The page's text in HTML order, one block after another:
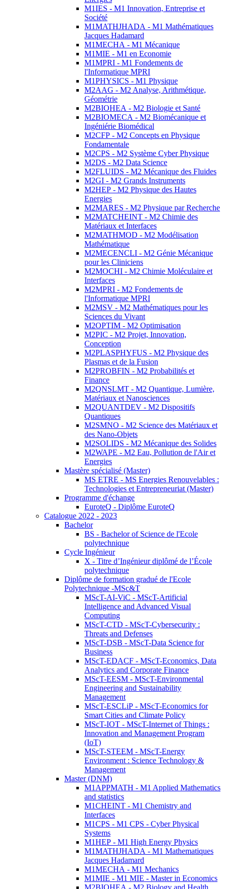
M1IES - M1 Innovation, Entreprise et
Société
M1MATHJHADA - M1 Mathématiques
Jacques Hadamard
M1MECHA - M1 Mécanique
M1MIE - M1 en Economie
M1MPRI - M1 Fondements de
l'Informatique MPRI
M1PHYSICS - M1 Physique
M2AAG - M2 Analyse, Arithmétique,
Géométrie
M2BIOHEA - M2 Biologie et Santé
M2BIOMECA - M2 Biomécanique et
Ingéniérie Biomédical
M2CFP - M2 Concepts en Physique
Fondamentale
M2CPS - M2 Système Cyber Physique
M2DS - M2 Data Science
M2FLUIDS - M2 Mécanique des Fluides
M2GI - M2 Grands Instruments
M2HEP - M2 Physique des Hautes
Energies
M2MARES - M2 Physique par Recherche
M2MATCHEINT - M2 Chimie des
Matériaux et Interfaces
M2MATHMOD - M2 Modélisation
Mathématique
M2MECENCLI - M2 Génie Mécanique
pour les Cliniciens
M2MOCHI - M2 Chimie Moléculaire et
Interfaces
M2MPRI - M2 Fondements de
l'Informatique MPRI
M2MSV - M2 Mathématiques pour les
Sciences du Vivant
M2OPTIM - M2 Optimisation
M2PIC - M2 Projet, Innovation,
Conception
M2PLASPHYFUS - M2 Physique des
Plasmas et de la Fusion
M2PROBFIN - M2 Probabilités et
Finance
M2QNSLMT - M2 Quantique, Lumière,
Matériaux et Nanosciences
M2QUANTDEV - M2 Dispositifs
Quantiques
M2SMNO - M2 Science des Matériaux et
des Nano-Objets
M2SOLIDS - M2 Mécanique des Solides
M2WAPE - M2 Eau, Pollution de l'Air et
Energies
Mastère spécialisé (Master)
MS ETRE - MS Energies Renouvelables :
Technologies et Entrepreneuriat (Master)
Programme d'échange
EuroteQ - Diplôme EuroteQ
Catalogue 2022 - 2023
Bachelor
BS - Bachelor of Science de l'Ecole
polytechnique
Cycle Ingénieur
X - Titre d’Ingénieur diplômé de l’École
polytechnique
Diplôme de formation gradué de l'Ecole
Polytechnique -MSc&T
MScT-AI-ViC - MScT-Artificial
Intelligence and Advanced Visual
Computing
MScT-CTD - MScT-Cybersecurity :
Threats and Defenses
MScT-DSB - MScT-Data Science for
Business
MScT-EDACF - MScT-Economics, Data
Analytics and Corporate Finance
MScT-EESM - MScT-Environmental
Engineering and Sustainability
Management
MScT-ESCLiP - MScT-Economics for
Smart Cities and Climate Policy
MScT-IOT - MScT-Internet of Things :
Innovation and Management Program
(IoT)
MScT-STEEM - MScT-Energy
Environment : Science Technology &
Management
Master (DNM)
M1APPMATH - M1 Applied Mathematics
and statistics
M1CHEINT - M1 Chemistry and
Interfaces
M1CPS - M1 CPS - Cyber Physical
Systems
M1HEP - M1 High Energy Physics
M1MATHJHADA - M1 Mathematiques
Jacques Hadamard
M1MECHA - M1 Mechanics
M1MIE - M1 MIE - Master in Economics
M2BIOHEA - M2 Biology and Health